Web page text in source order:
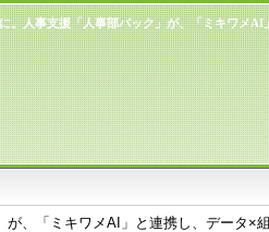
。人事支援「人事部パック」が、「ミキワメ
が、「ミキワメAI」と連携し、データ×